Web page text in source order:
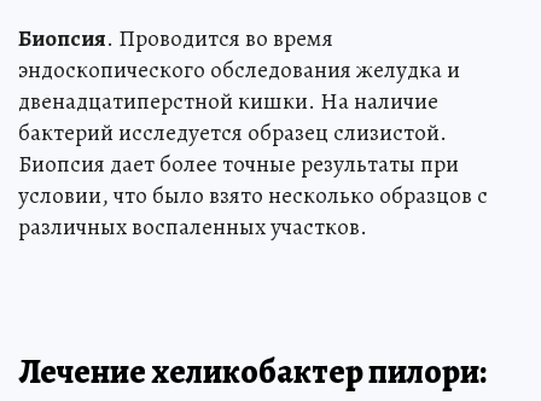
Биопсия. Проводится во время
эндоскопического обследования желудка и
двенадцатиперстной кишки. На наличие
бактерий исследуется образец слизистой.
Биопсия дает более точные результаты при
условии, что было взято несколько образцов с
различных воспаленных участков.
Лечение хеликобактер пилори: